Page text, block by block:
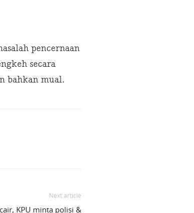
pencernaan
secara
bahkan mual.
Next article
KPU minta polisi &